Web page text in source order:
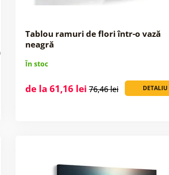
Tablou ramuri de flori într-o vază
neagră
În stoc
DETALIU
de la 61,16 lei 76,46 lei